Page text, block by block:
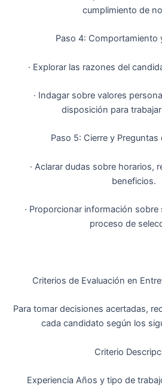
cumplimiento de
Paso 4: Comportamiento
· Explorar las razones del
· Indagar sobre valores
disposición para
Paso 5: Cierre y
· Aclarar dudas sobre horarios,
beneficios.
· Proporcionar información
proceso de
Criterios de Evaluación en
Para tomar decisiones acertadas,
cada candidato según los
Criterio
Experiencia Años y tipo de